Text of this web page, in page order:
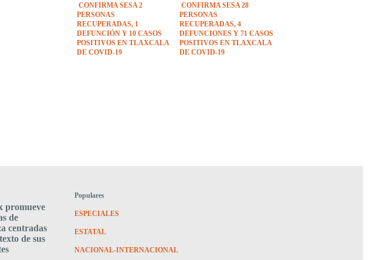
CONFIRMA SESA 2
PERSONAS
RECUPERADAS, 1
DEFUNCIÓN Y 10 CASOS
POSITIVOS EN TLAXCALA
DE COVID-19
CONFIRMA SESA 28
PERSONAS
RECUPERADAS, 4
DEFUNCIONES Y 71 CASOS
POSITIVOS EN TLAXCALA
DE COVID-19
promueve
de
centradas
de sus
Populares
ESPECIALES
ESTATAL
NACIONAL-INTERNACIONAL